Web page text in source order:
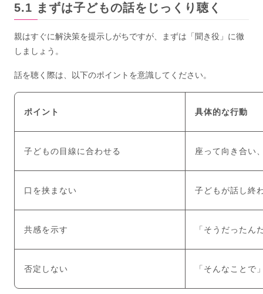
まずは子どもの話をじっくり聴く
親はすぐに解決策を提示しがちですが、まずは「聞き役」に徹
しましょう。
話を聴く際は、以下のポイントを意識してください。
ポイント 具体的な行動
子どもの目線に合わせる 座って向き合い
口を挟まない 子どもが話し終
共感を示す 「そうだったん
否定しない 「そんなことで